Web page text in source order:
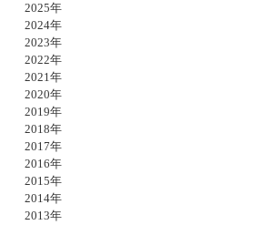
2025年
2024年
2023年
2022年
2021年
2020年
2019年
2018年
2017年
2016年
2015年
2014年
2013年